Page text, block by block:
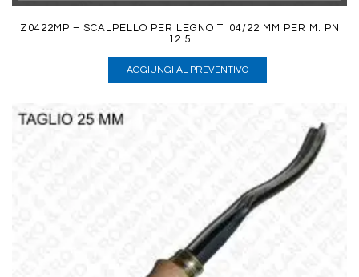
Z0422MP – SCALPELLO PER LEGNO T. 04/22 MM PER M. PN
12.5
AGGIUNGI AL PREVENTIVO